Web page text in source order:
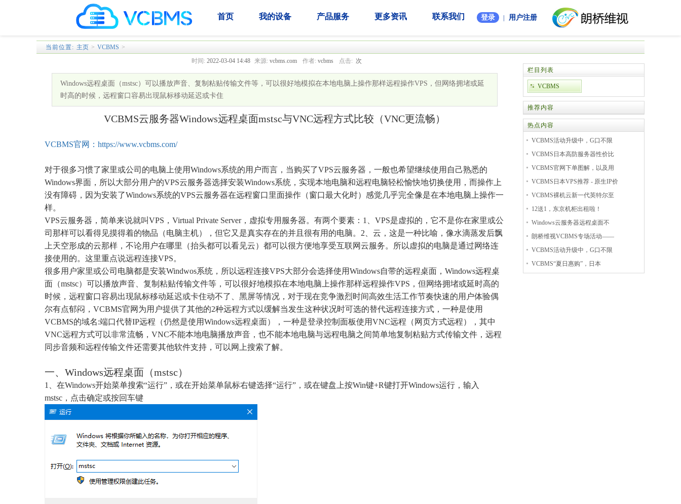
首页 我的设备 产品服务 更多资讯 联系我们 登录 | 用户注册
当前位置: 主页 > VCBMS >
时间: 2022-03-04 14:48 来源: vcbms.com 作者: vcbms 点击: 次
Windows远程桌面（mstsc）可以播放声音、复制粘贴传输文件等，可以很好地模拟在本地电脑上操作那样远程操作VPS，但网络拥堵或延
时高的时候，远程窗口容易出现鼠标移动延迟或卡住
VCBMS云服务器Windows远程桌面mstsc与VNC远程方式比较（VNC更流畅）
VCBMS官网：https://www.vcbms.com/
对于很多习惯了家里或公司的电脑上使用Windows系统的用户而言，当购买了VPS云服务器，一般也希望继续使用自己熟悉的
Windows界面，所以大部分用户的VPS云服务器选择安装Windows系统，实现本地电脑和远程电脑轻松愉快地切换使用，而操作上
没有障碍，因为安装了Windows系统的VPS云服务器在远程窗口里面操作（窗口最大化时）感觉几乎完全像是在本地电脑上操作一
样。
VPS云服务器，简单来说就叫VPS，Virtual Private Server，虚拟专用服务器。有两个要素：1、VPS是虚拟的，它不是你在家里或公
司那样可以看得见摸得着的物品（电脑主机），但它又是真实存在的并且很有用的电脑。2、云，这是一种比喻，像水滴蒸发后飘
上天空形成的云那样，不论用户在哪里（抬头都可以看见云）都可以很方便地享受互联网云服务。所以虚拟的电脑是通过网络连
接使用的。这里重点说远程连接VPS。
很多用户家里或公司电脑都是安装Windwos系统，所以远程连接VPS大部分会选择使用Windows自带的远程桌面，Windows远程桌
面（mstsc）可以播放声音、复制粘贴传输文件等，可以很好地模拟在本地电脑上操作那样远程操作VPS，但网络拥堵或延时高的
时候，远程窗口容易出现鼠标移动延迟或卡住动不了、黑屏等情况，对于现在竞争激烈时间高效生活工作节奏快速的用户体验偶
尔有点郁闷，VCBMS官网为用户提供了其他的2种远程方式以缓解当发生这种状况时可选的替代远程连接方式，一种是使用
VCBMS的域名:端口代替IP远程（仍然是使用Windows远程桌面），一种是登录控制面板使用VNC远程（网页方式远程），其中
VNC远程方式可以非常流畅，VNC不能本地电脑播放声音，也不能本地电脑与远程电脑之间简单地复制粘贴方式传输文件，远程
同步音频和远程传输文件还需要其他软件支持，可以网上搜索了解。
一、Windows远程桌面（mstsc）
1、在Windows开始菜单搜索“运行”，或在开始菜单鼠标右键选择“运行”，或在键盘上按Win键+R键打开Windows运行，输入
mstsc，点击确定或按回车键
栏目列表
VCBMS
推荐内容
热点内容
VCBMS活动升级中，G口不限
VCBMS日本高防服务器性价比
VCBMS官网下单图解，以及用
VCBMS日本VPS推荐 - 原生IP价
VCBMS裸机云新一代英特尔至
12送1，东京机柜出租啦！
Windows云服务器远程桌面不
朗桥维视VCBMS专场活动——
VCBMS活动升级中，G口不限
VCBMS“夏日惠购”，日本